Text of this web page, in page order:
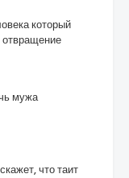
который
отвращение
мужа
что таит